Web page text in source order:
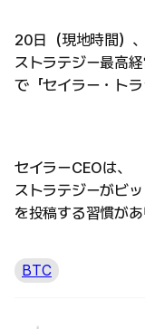
20日（現地時間）
ストラテジー最高
で「セイラー・ト
セイラーCEOは、
ストラテジーがビ
を投稿する習慣があ
BTC